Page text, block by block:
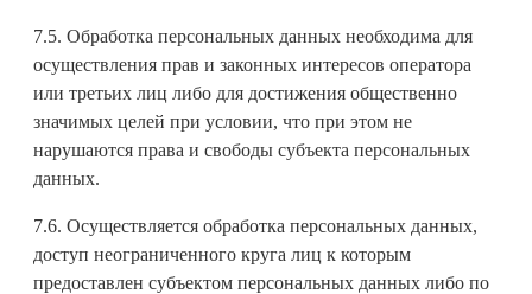
7.5. Обработка персональных данных необходима для
осуществления прав и законных интересов оператора
или третьих лиц либо для достижения общественно
значимых целей при условии, что при этом не
нарушаются права и свободы субъекта персональных
данных.
7.6. Осуществляется обработка персональных данных,
доступ неограниченного круга лиц к которым
предоставлен субъектом персональных данных либо по